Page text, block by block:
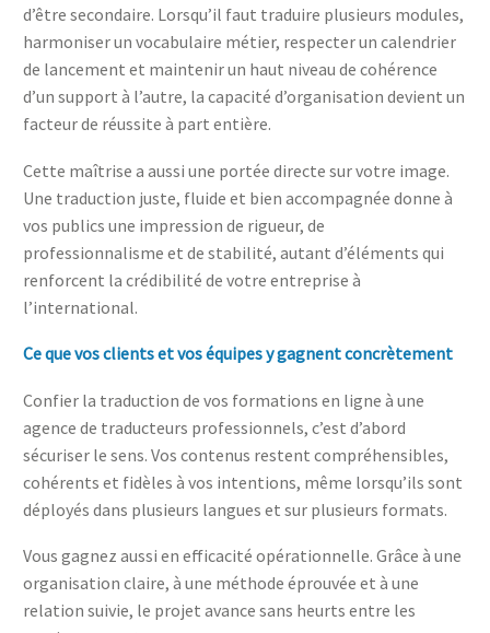
d’être secondaire. Lorsqu’il faut traduire plusieurs modules,
harmoniser un vocabulaire métier, respecter un calendrier
de lancement et maintenir un haut niveau de cohérence
d’un support à l’autre, la capacité d’organisation devient un
facteur de réussite à part entière.
Cette maîtrise a aussi une portée directe sur votre image.
Une traduction juste, fluide et bien accompagnée donne à
vos publics une impression de rigueur, de
professionnalisme et de stabilité, autant d’éléments qui
renforcent la crédibilité de votre entreprise à
l’international.
Ce que vos clients et vos équipes y gagnent concrètement
Confier la traduction de vos formations en ligne à une
agence de traducteurs professionnels, c’est d’abord
sécuriser le sens. Vos contenus restent compréhensibles,
cohérents et fidèles à vos intentions, même lorsqu’ils sont
déployés dans plusieurs langues et sur plusieurs formats.
Vous gagnez aussi en efficacité opérationnelle. Grâce à une
organisation claire, à une méthode éprouvée et à une
relation suivie, le projet avance sans heurts entre les